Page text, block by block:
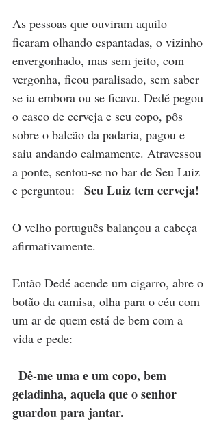
As pessoas que ouviram aquilo
ficaram olhando espantadas, o vizinho
envergonhado, mas sem jeito, com
vergonha, ficou paralisado, sem saber
se ia embora ou se ficava. Dedé pegou
o casco de cerveja e seu copo, pôs
sobre o balcão da padaria, pagou e
saiu andando calmamente. Atravessou
a ponte, sentou-se no bar de Seu Luiz
e perguntou:
_Seu Luiz tem cerveja!
O velho português balançou a cabeça
afirmativamente.
Então Dedé acende um cigarro, abre o
botão da camisa, olha para o céu com
um ar de quem está de bem com a
vida e pede:
_Dê-me uma e um copo, bem
geladinha, aquela que o senhor
guardou para jantar.